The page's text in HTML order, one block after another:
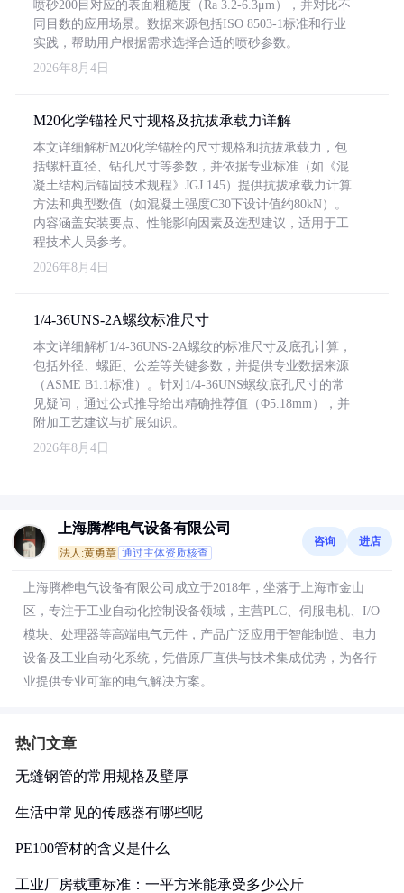
喷砂200目对应的表面粗糙度（Ra 3.2-6.3μm），并对比不
同目数的应用场景。数据来源包括ISO 8503-1标准和行业
实践，帮助用户根据需求选择合适的喷砂参数。
2026年8月4日
M20化学锚栓尺寸规格及抗拔承载力详解
本文详细解析M20化学锚栓的尺寸规格和抗拔承载力，包
括螺杆直径、钻孔尺寸等参数，并依据专业标准（如《混
凝土结构后锚固技术规程》JGJ 145）提供抗拔承载力计算
方法和典型数值（如混凝土强度C30下设计值约80kN）。
内容涵盖安装要点、性能影响因素及选型建议，适用于工
程技术人员参考。
2026年8月4日
1/4-36UNS-2A螺纹标准尺寸
本文详细解析1/4-36UNS-2A螺纹的标准尺寸及底孔计算，
包括外径、螺距、公差等关键参数，并提供专业数据来源
（ASME B1.1标准）。针对1/4-36UNS螺纹底孔尺寸的常
见疑问，通过公式推导给出精确推荐值（Φ5.18mm），并
附加工艺建议与扩展知识。
2026年8月4日
上海腾桦电气设备有限公司
法人:黄勇章 通过主体资质核查
咨询 进店
上海腾桦电气设备有限公司成立于2018年，坐落于上海市金山
区，专注于工业自动化控制设备领域，主营PLC、伺服电机、I/O
模块、处理器等高端电气元件，产品广泛应用于智能制造、电力
设备及工业自动化系统，凭借原厂直供与技术集成优势，为各行
业提供专业可靠的电气解决方案。
热门文章
无缝钢管的常用规格及壁厚
生活中常见的传感器有哪些呢
PE100管材的含义是什么
工业厂房载重标准：一平方米能承受多少公斤